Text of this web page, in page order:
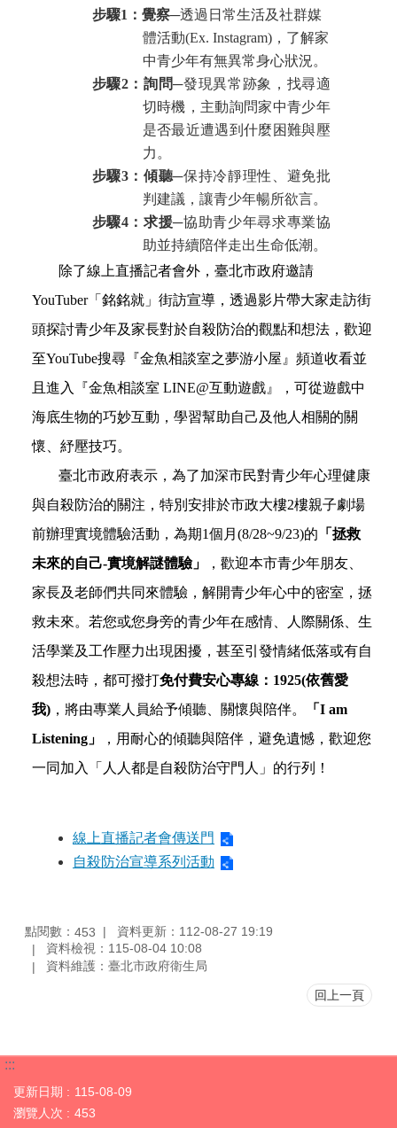
步驟1 ：覺察─透過日常生活及社群媒
體活動(Ex. Instagram)，了解家
中青少年有無異常身心狀況。
步驟2：詢問─發現異常跡象，找尋適
切時機，主動詢問家中青少年
是否最近遭遇到什麼困難與壓
力。
步驟3：傾聽─保持冷靜理性、避免批
判建議，讓青少年暢所欲言。
步驟4：求援─協助青少年尋求專業協
助並持續陪伴走出生命低潮。
除了線上直播記者會外，臺北市政府邀請
YouTuber「銘銘就」街訪宣導，透過影片帶大家走訪街
頭探討青少年及家長對於自殺防治的觀點和想法，歡迎
至YouTube搜尋『金魚相談室之夢游小屋』頻道收看並
且進入『金魚相談室 LINE@互動遊戲』，可從遊戲中
海底生物的巧妙互動，學習幫助自己及他人相關的關
懷、紓壓技巧。
臺北市政府表示，為了加深市民對青少年心理健康
與自殺防治的關注，特別安排於市政大樓2樓親子劇場
前辦理實境體驗活動，為期1個月(8/28~9/23)的 「拯救
未來的自己-實境解謎體驗」
，歡迎本市青少年朋友、
家長及老師們共同來體驗，解開青少年心中的密室，拯
救未來。若您或您身旁的青少年在感情、人際關係、生
活學業及工作壓力出現困擾，甚至引發情緒低落或有自
殺想法時，都可撥打免付費安心專線： 1925(依舊愛
我) ，將由專業人員給予傾聽 關懷與陪伴。
「I am
Listening」
，用耐心的傾聽與陪伴，避免遺憾，歡迎您
一同加入「人人都是自殺防治守門人」的行列！
線上直播記者會傳送門
自殺防治宣導系列活動
點閱數： 453
資料更新：112-08-27 19:19
資料檢視：115-08-04 10:08
資料維護：臺北市政府衛生局
回上一頁
:::
更新日期
115-08-09
瀏覽人次
453